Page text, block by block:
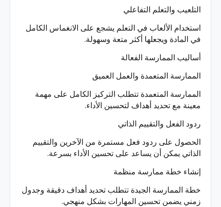
التلعيب والتعلم التفاعلي
استخدام الألعاب في التعلم يشجع على الانغماس الكامل
في المادة ويجعلها أكثر متعة وسهولة.
أساليب الممارسة الفعالة
الممارسة المتعمدة والعمل العميق
الممارسة المتعمدة تتطلب التركيز الكامل على مهمة
معينة مع تحديد أهداف لتحسين الأداء.
ردود الفعل والتقييم الذاتي
الحصول على ردود فعل مستمرة من الآخرين والتقييم
الذاتي يمكن أن يساعد على تحسين الأداء بسرعة.
إنشاء خطة ممارسة منظمة
خطة الممارسة الجيدة تتطلب تحديد أهداف دقيقة وجدول
زمني يضمن تحسين المهارات بشكل منهجي.